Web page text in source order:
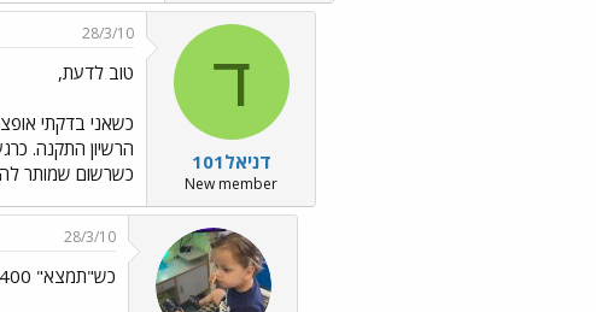
ד
דניאל101
New member
28/3/10
טוב לדעת,
כשאני בדקתי
הרשיון התקנה.
כשרשום שמותר להתקין לעד 3 מחשבים, האם מותר לי להתקין על 3
28/3/10
כש"תמצא" 400 ש"ח . . .../images/Emo43.gif